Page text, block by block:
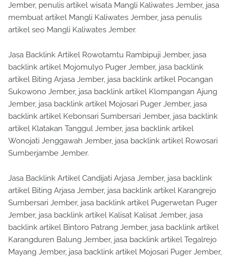
Jember, penulis artikel wisata Mangli Kaliwates Jember, jasa
membuat artikel Mangli Kaliwates Jember, jasa penulis
artikel seo Mangli Kaliwates Jember.
Jasa Backlink Artikel Rowotamtu Rambipuji Jember, jasa
backlink artikel Mojomulyo Puger Jember, jasa backlink
artikel Biting Arjasa Jember, jasa backlink artikel Pocangan
Sukowono Jember, jasa backlink artikel Klompangan Ajung
Jember, jasa backlink artikel Mojosari Puger Jember, jasa
backlink artikel Kebonsari Sumbersari Jember, jasa backlink
artikel Klatakan Tanggul Jember, jasa backlink artikel
Wonojati Jenggawah Jember, jasa backlink artikel Rowosari
Sumberjambe Jember.
Jasa Backlink Artikel Candijati Arjasa Jember, jasa backlink
artikel Biting Arjasa Jember, jasa backlink artikel Karangrejo
Sumbersari Jember, jasa backlink artikel Pugerwetan Puger
Jember, jasa backlink artikel Kalisat Kalisat Jember, jasa
backlink artikel Bintoro Patrang Jember, jasa backlink artikel
Karangduren Balung Jember, jasa backlink artikel Tegalrejo
Mayang Jember, jasa backlink artikel Mojosari Puger Jember,